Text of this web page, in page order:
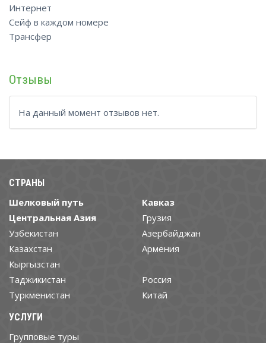
Интернет
Сейф в каждом номере
Трансфер
Отзывы
На данный момент отзывов нет.
СТРАНЫ
Шелковый путь
Центральная Азия
Узбекистан
Казахстан
Кыргызстан
Таджикистан
Туркменистан
Кавказ
Грузия
Азербайджан
Армения
Россия
Китай
УСЛУГИ
Групповые туры